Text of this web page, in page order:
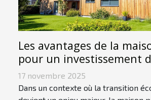
Les avantages de la
pour un investissement
17 novembre 2025
Dans un contexte où la transition